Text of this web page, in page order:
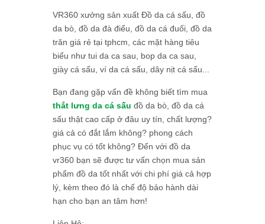
VR360 xưởng sản xuất Đồ da cá sấu, đồ
da bò, đồ da đà điểu, đồ da cá đuối, đồ da
trăn giá rẻ tại tphcm, các mặt hàng tiêu
biểu như tui da ca sau, bop da ca sau,
giày cá sấu, ví da cá sấu, dây nịt cá sấu...
Bạn đang gặp vấn đề không biết tìm mua
thắt lưng da cá sấu đồ da bò, đồ da cá
sấu thật cao cấp ở đâu uy tín, chất lượng?
giá cả có đắt lắm không? phong cách
phục vụ có tốt không? Đến với đồ da
vr360 bạn sẽ được tư vấn chọn mua sản
phẩm đồ da tốt nhất với chi phí giá cả hợp
lý, kèm theo đó là chế độ bảo hành dài
hạn cho bạn an tâm hơn!